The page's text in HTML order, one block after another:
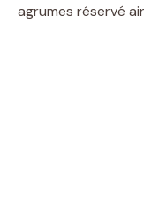
agrumes réservé